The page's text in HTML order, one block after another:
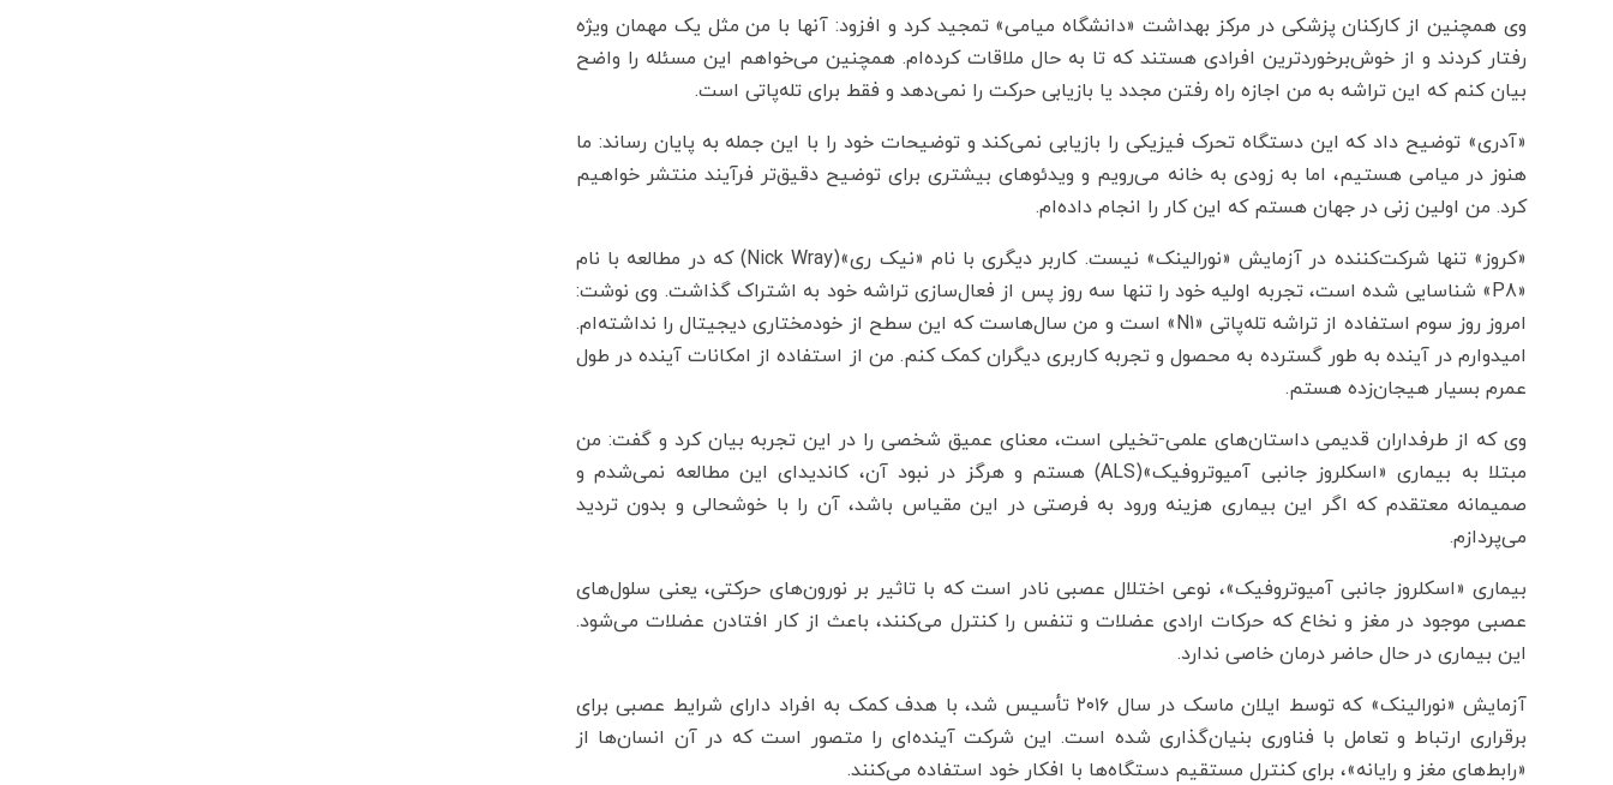
وی همچنین از کارکنان پزشکی در مرکز بهداشت «دانشگاه میامی» تمجید کرد و افزود: آنها با من مثل یک مهمان ویژه
رفتار کردند و از خوش‌برخوردترین افرادی هستند که تا به حال ملاقات کرده‌ام. همچنین می‌خواهم این مسئله را واضح
بیان کنم که این تراشه به من اجازه راه رفتن مجدد یا بازیابی حرکت را نمی‌دهد و فقط برای تله‌پاتی است.
«آدری» توضیح داد که این دستگاه تحرک فیزیکی را بازیابی نمی‌کند و توضیحات خود را با این جمله به پایان رساند: ما
هنوز در میامی هستیم، اما به زودی به خانه می‌رویم و ویدئوهای بیشتری برای توضیح دقیق‌تر فرآیند منتشر خواهیم
کرد. من اولین زنی در جهان هستم که این کار را انجام داده‌ام.
«کروز» تنها شرکت‌کننده در آزمایش «نورالینک» نیست. کاربر دیگری با نام «نیک ری»(Nick Wray) که در مطالعه با نام
«P8» شناسایی شده است، تجربه اولیه خود را تنها سه روز پس از فعال‌سازی تراشه خود به اشتراک گذاشت. وی نوشت:
امروز روز سوم استفاده از تراشه تله‌پاتی «N1» است و من سال‌هاست که این سطح از خودمختاری دیجیتال را نداشته‌ام.
امیدوارم در آینده به طور گسترده به محصول و تجربه کاربری دیگران کمک کنم. من از استفاده از امکانات آینده در طول
عمرم بسیار هیجان‌زده هستم.
وی که از طرفداران قدیمی داستان‌های علمی-تخیلی است، معنای عمیق شخصی را در این تجربه بیان کرد و گفت: من
مبتلا به بیماری «اسکلروز جانبی آمیوتروفیک»(ALS) هستم و هرگز در نبود آن، کاندیدای این مطالعه نمی‌شدم و
صمیمانه معتقدم که اگر این بیماری هزینه ورود به فرصتی در این مقیاس باشد، آن را با خوشحالی و بدون تردید
می‌پردازم.
بیماری «اسکلروز جانبی آمیوتروفیک»، نوعی اختلال عصبی نادر است که با تاثیر بر نورون‌های حرکتی، یعنی سلول‌های
عصبی موجود در مغز و نخاع که حرکات ارادی عضلات و تنفس را کنترل می‌کنند، باعث از کار افتادن عضلات می‌شود.
این بیماری در حال حاضر درمان خاصی ندارد.
آزمایش «نورالینک» که توسط ایلان ماسک در سال ۲۰۱۶ تأسیس شد، با هدف کمک به افراد دارای شرایط عصبی برای
برقراری ارتباط و تعامل با فناوری بنیان‌گذاری شده است. این شرکت آینده‌ای را متصور است که در آن انسان‌ها از
«رابط‌های مغز و رایانه»، برای کنترل مستقیم دستگاه‌ها با افکار خود استفاده می‌کنند.